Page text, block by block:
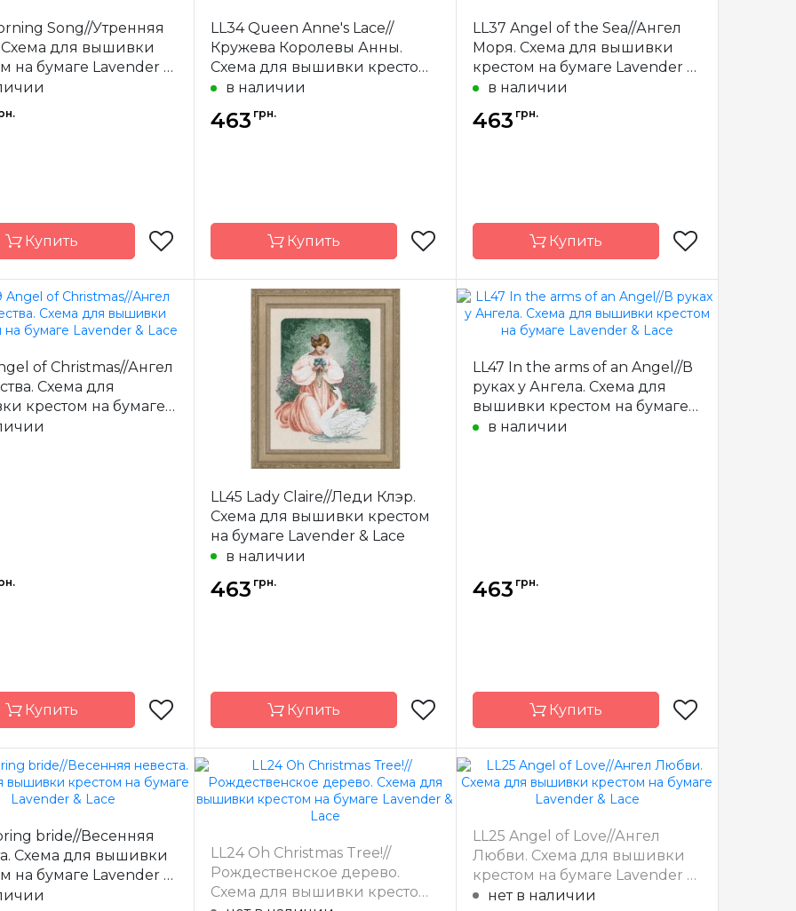
27 x 37.5 см
производитель
Размер
48х36 см
Зашивка
производитель
Размер
19 x 27 см
Зашивка
Song//Утренняя
Схема для вышивки
на бумаге Lavender &
Купить
Lavender & Lace
23.5 x 28.5 см
LL34 Queen Anne's Lace//
Кружева Королевы Анны.
Схема для вышивки крестом
на бумаге Lavender & Lace
в наличии
463 грн.
Купить
Бренд
Lavender & Lace
Страна-
производитель
30 x 44 см
Зашивка
частичная
LL37 Angel of the Sea//Ангел
Моря. Схема для вышивки
крестом на бумаге Lavender &
Laceв наличии
463 грн.
Купить
Бренд
Lavender & Lace
производитель
США
Размер
32.5 x 38.5 см
Зашивка
of Christmas//Ангел
Схема для
крестом на бумаге
& Lace
Купить
Lavender & Lace
33 x 41.5 см
LL45 Lady Claire//Леди Клэр.
Схема для вышивки крестом
на бумаге Lavender & Lace
в наличии
463 грн.
Купить
Бренд
Lavender & Lace
Размер
28.5 x 34 см
Зашивка
частичная
LL47 In the arms of an Angel//В
руках у Ангела. Схема для
вышивки крестом на бумаге
Lavender & Lace
в наличии
463 грн.
Купить
Lavender & Lace
производитель
Размер
20 x 35 см
Зашивка
bride//Весенняя
Схема для вышивки
на бумаге Lavender &
LL24 Oh Christmas Tree!//
Рождественское дерево.
Схема для вышивки крестом
LL25 Angel of Love//Ангел
Любви. Схема для вышивки
крестом на бумаге Lavender &
Laceнет в наличии